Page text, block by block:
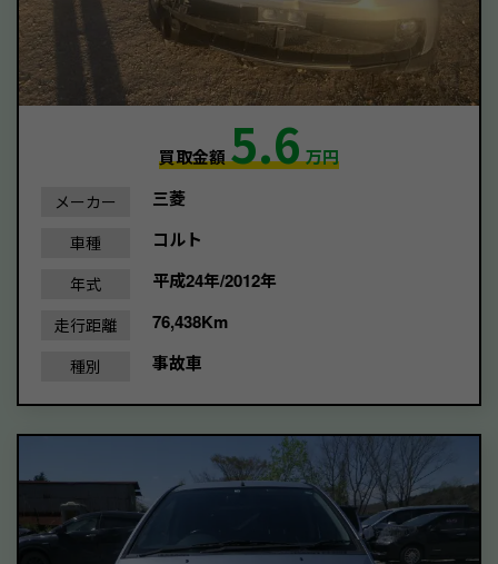
買取金額5.6万円
メーカー 三菱
車種 コルト
年式 平成24年/2012年
走行距離 76,438Km
種別 事故車